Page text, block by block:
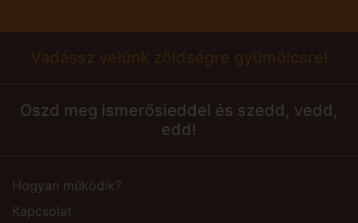
Vadássz velünk zöldségre gyümölcsre!
Oszd meg ismerősieddel és szedd, vedd,
edd!
Hogyan működik?
Kapcsolat